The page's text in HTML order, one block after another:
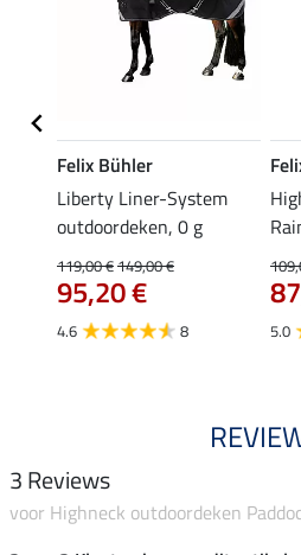
Felix Bühler
Liberty Liner-System
outdoordeken, 0 g
119,00 €149,00 €
95,20 €
4.6 8 5.0
3 Reviews
voor Highneck outdoordeken